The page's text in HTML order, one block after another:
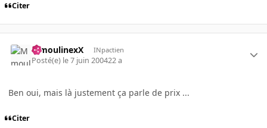
Citer
MmoulinexX INpactien
Posté(e) le 7 juin 200422 a
Ben oui, mais là justement ça parle de prix ...
Citer